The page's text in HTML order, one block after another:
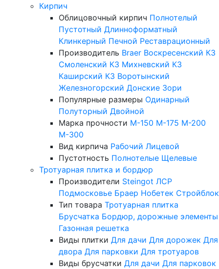
Кирпич
Облицовочный кирпич Полнотелый
Пустотный Длинноформатный
Клинкерный Печной Реставрационный
Производитель Braer Воскресенский КЗ
Смоленский КЗ Михневский КЗ
Каширский КЗ Воротынский
Железногорский Донские Зори
Популярные размеры Одинарный
Полуторный Двойной
Марка прочности М-150 М-175 М-200
М-300
Вид кирпича Рабочий Лицевой
Пустотность Полнотелые Щелевые
Тротуарная плитка и бордюр
Производители Steingot ЛСР
Подмосковье Браер Нобетек Стройблок
Тип товара Тротуарная плитка
Брусчатка Бордюр, дорожные элементы
Газонная решетка
Виды плитки Для дачи Для дорожек Для
двора Для парковки Для тротуаров
Виды брусчатки Для дачи Для парковок